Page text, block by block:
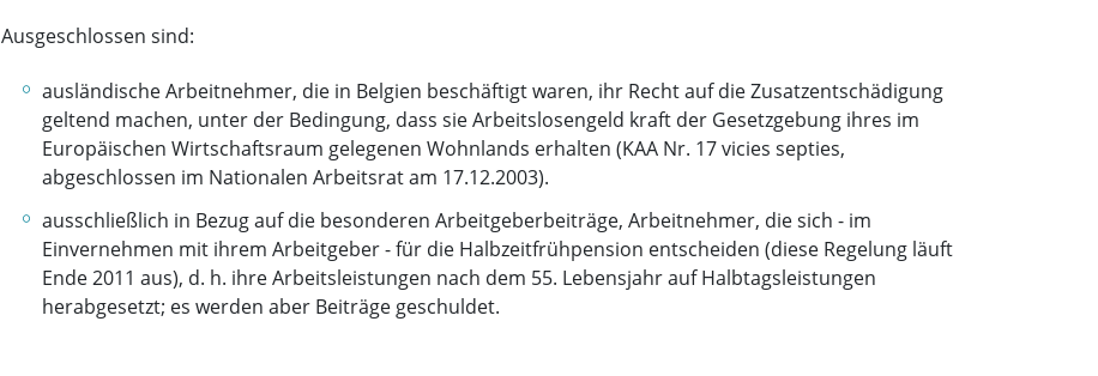
Ausgeschlossen sind:
ausländische Arbeitnehmer, die in Belgien beschäftigt waren, ihr Recht auf die Zusatzentschädigung
geltend machen, unter der Bedingung, dass sie Arbeitslosengeld kraft der Gesetzgebung ihres im
Europäischen Wirtschaftsraum gelegenen Wohnlands erhalten (KAA Nr. 17 vicies septies,
abgeschlossen im Nationalen Arbeitsrat am 17.12.2003).
ausschließlich in Bezug auf die besonderen Arbeitgeberbeiträge, Arbeitnehmer, die sich - im
Einvernehmen mit ihrem Arbeitgeber - für die Halbzeitfrühpension entscheiden (diese Regelung läuft
Ende 2011 aus), d. h. ihre Arbeitsleistungen nach dem 55. Lebensjahr auf Halbtagsleistungen
herabgesetzt; es werden aber Beiträge geschuldet.